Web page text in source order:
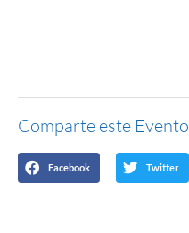
Comparte este Evento
Facebook Twitter